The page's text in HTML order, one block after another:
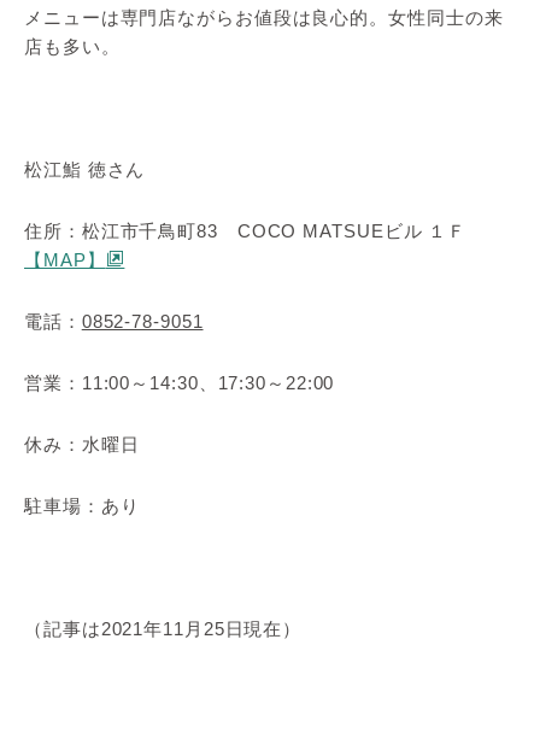
メニューは専門店ながらお値段は良心的。女性同士の来
店も多い。
松江鮨 徳さん
住所：松江市千鳥町83 COCO MATSUEビル １Ｆ
【MAP】
電話： 0852-78-9051
営業：11:00～14:30、17:30～22:00
休み：水曜日
駐車場：あり
（記事は2021年11月25日現在）